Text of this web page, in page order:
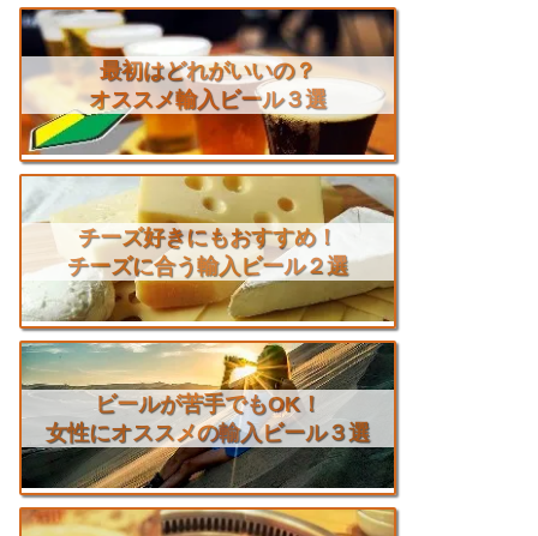
最初はどれがいいの？
オススメ輸入ビール３選
チーズ好きにもおすすめ！
チーズに合う輸入ビール２選
ビールが苦手でもOK！
女性にオススメの輸入ビール３選